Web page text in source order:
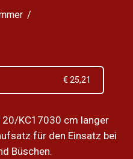
€ 25,21
KC17030 cm langer
für den Einsatz bei
Büschen.